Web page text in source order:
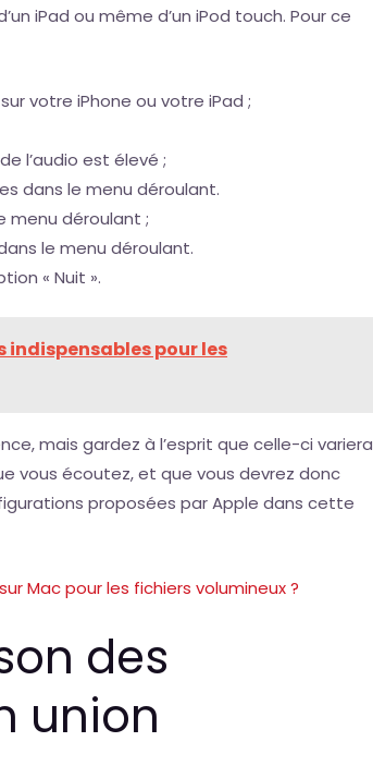
iPad ou même d’un iPod touch. Pour ce
votre iPhone ou votre iPad ;
l’audio est élevé ;
dans le menu déroulant.
menu déroulant ;
le menu déroulant.
« Nuit ».
indispensables pour les
mais gardez à l’esprit que celle-ci variera
vous écoutez, et que vous devrez donc
proposées par Apple dans cette
Mac pour les fichiers volumineux ?
des
union